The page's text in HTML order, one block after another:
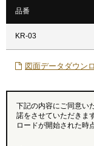
品番
KR-03
図面データダウン
下記の内容にご同意い
諾をさせていただきま
ロードが開始された時